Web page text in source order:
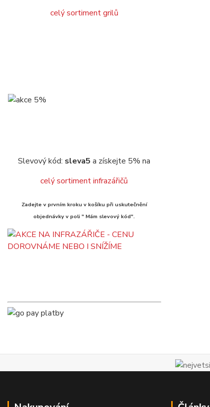
celý sortiment grilů
Slevový kód: sleva5 a získejte 5% na
celý sortiment infrazářičů
Zadejte v prvním kroku v košíku při uskutečnění
objednávky v poli " Mám slevový kód".